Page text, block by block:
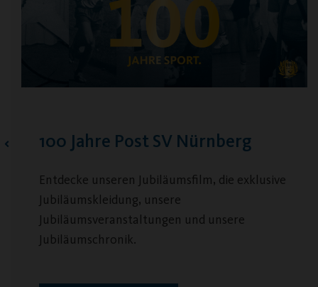
die exklusive
Jobs & Ehrenamt beim
Viele spannende Aufgaben